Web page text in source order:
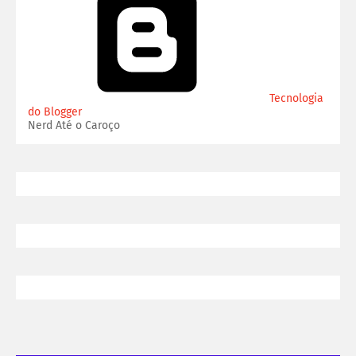
Tecnologia
do Blogger
Nerd Até o Caroço